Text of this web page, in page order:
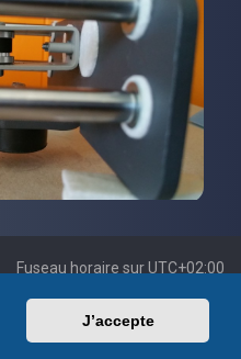
J’accepte
Fuseau horaire surUTC+02:00